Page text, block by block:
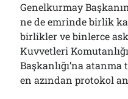
Genelkurmay
ne de emrinde birlik
birlikler ve binlerce
Kuvvetleri
Başkanlığı’na
en azından protokol